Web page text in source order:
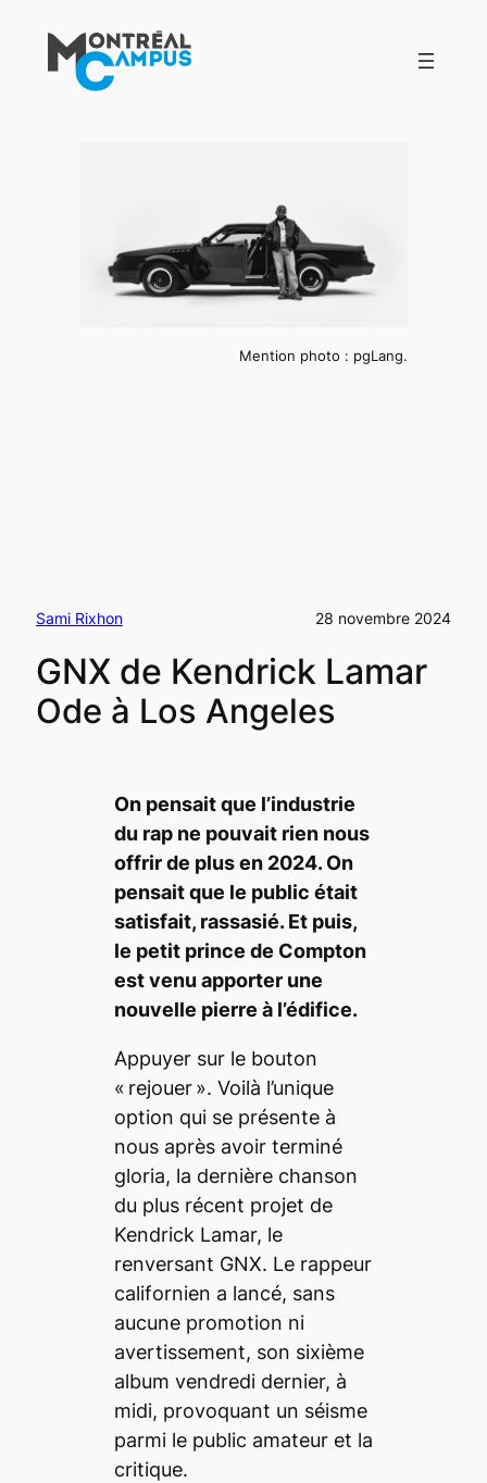
contenu
Mention photo : pgLang.
Sami Rixhon 28 novembre 2024
GNX de Kendrick Lamar
Ode à Los Angeles
On pensait que l’industrie
du rap ne pouvait rien nous
offrir de plus en 2024. On
pensait que le public était
satisfait, rassasié. Et puis,
le petit prince de Compton
est venu apporter une
nouvelle pierre à l’édifice.
Appuyer sur le bouton
« rejouer ». Voilà l’unique
option qui se présente à
nous après avoir terminé
gloria, la dernière chanson
du plus récent projet de
Kendrick Lamar, le
renversant GNX. Le rappeur
californien a lancé, sans
aucune promotion ni
avertissement, son sixième
album vendredi dernier, à
midi, provoquant un séisme
parmi le public amateur et la
critique.